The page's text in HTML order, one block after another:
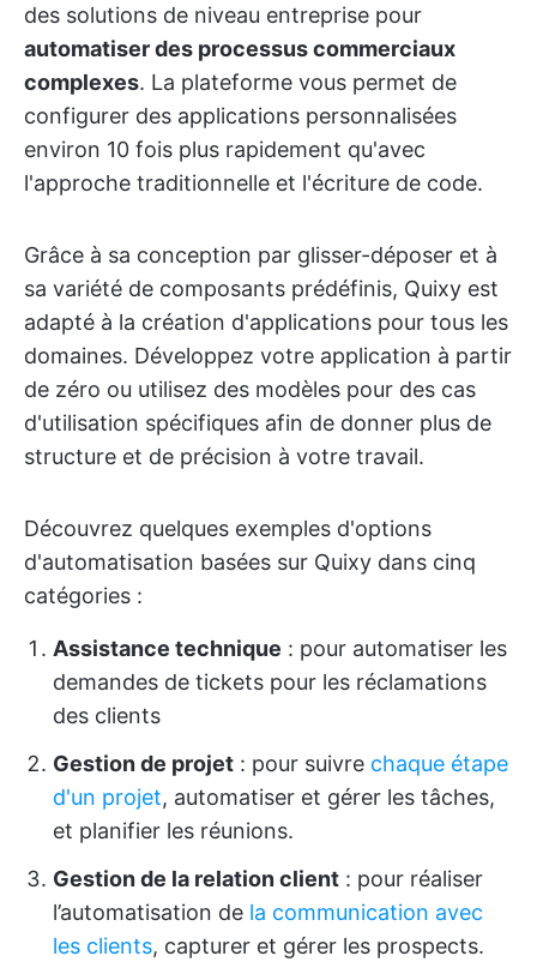
des solutions de niveau entreprise pour
automatiser des processus commerciaux
complexes. La plateforme vous permet de
configurer des applications personnalisées
environ 10 fois plus rapidement qu'avec
l'approche traditionnelle et l'écriture de code.
Grâce à sa conception par glisser-déposer et à
sa variété de composants prédéfinis, Quixy est
adapté à la création d'applications pour tous les
domaines. Développez votre application à partir
de zéro ou utilisez des modèles pour des cas
d'utilisation spécifiques afin de donner plus de
structure et de précision à votre travail.
Découvrez quelques exemples d'options
d'automatisation basées sur Quixy dans cinq
catégories :
Assistance technique : pour automatiser les
demandes de tickets pour les réclamations
des clients
Gestion de projet : pour suivre chaque étape
d'un projet, automatiser et gérer les tâches,
et planifier les réunions.
Gestion de la relation client : pour réaliser
l’automatisation de la communication avec
les clients, capturer et gérer les prospects.